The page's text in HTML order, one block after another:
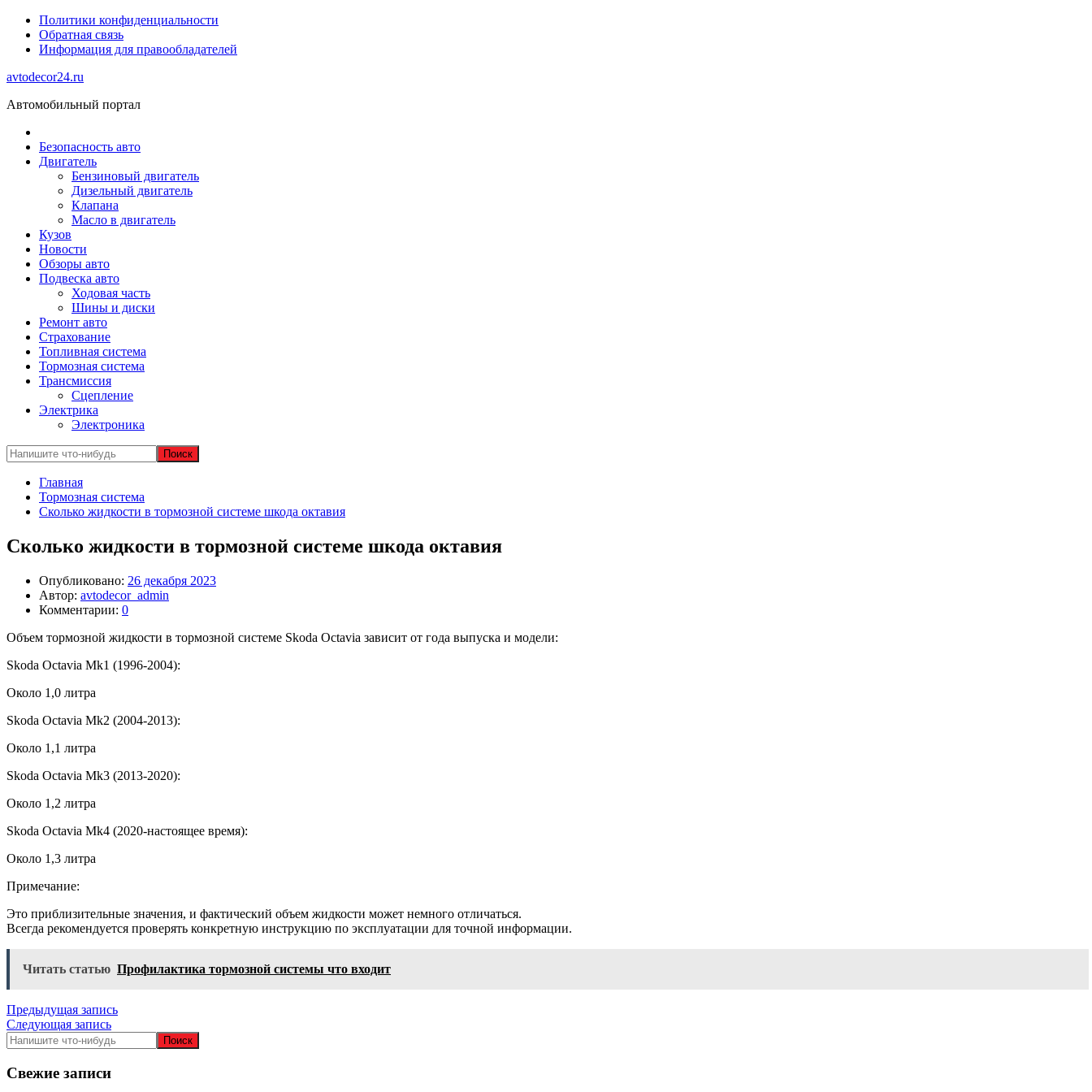
Политики конфиденциальности
Обратная связь
Информация для правообладателей
avtodecor24.ru
Автомобильный портал
Безопасность авто
Двигатель
Бензиновый двигатель
Дизельный двигатель
Клапана
Масло в двигатель
Кузов
Новости
Обзоры авто
Подвеска авто
Ходовая часть
Шины и диски
Ремонт авто
Страхование
Топливная система
Тормозная система
Трансмиссия
Сцепление
Электрика
Электроника
Главная
Тормозная система
Сколько жидкости в тормозной системе шкода октавия
Сколько жидкости в тормозной системе шкода октавия
Опубликовано: 26 декабря 2023
Автор: avtodecor_admin
Комментарии: 0
Объем тормозной жидкости в тормозной системе Skoda Octavia зависит от года выпуска и модели:
Skoda Octavia Mk1 (1996-2004):
Около 1,0 литра
Skoda Octavia Mk2 (2004-2013):
Около 1,1 литра
Skoda Octavia Mk3 (2013-2020):
Около 1,2 литра
Skoda Octavia Mk4 (2020-настоящее время):
Около 1,3 литра
Примечание:
Это приблизительные значения, и фактический объем жидкости может немного отличаться.
Всегда рекомендуется проверять конкретную инструкцию по эксплуатации для точной информации.
Читать статью Профилактика тормозной системы что входит
Навигация
по
записям
Предыдущая запись
Следующая запись
Свежие записи